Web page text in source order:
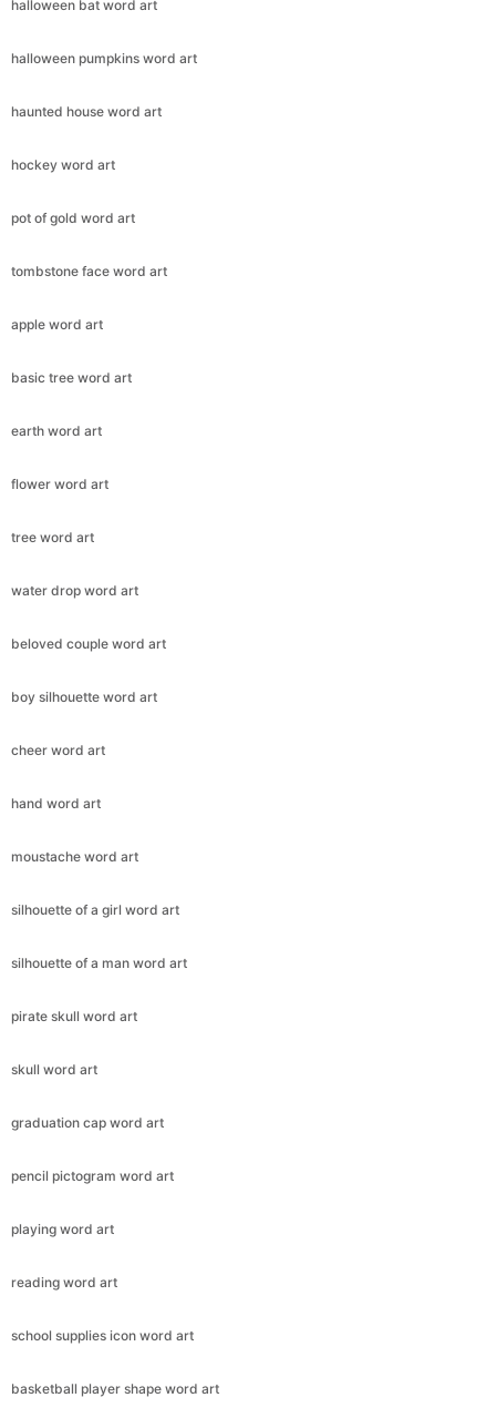
halloween bat word art
halloween pumpkins word art
haunted house word art
hockey word art
pot of gold word art
tombstone face word art
apple word art
basic tree word art
earth word art
flower word art
tree word art
water drop word art
beloved couple word art
boy silhouette word art
cheer word art
hand word art
moustache word art
silhouette of a girl word art
silhouette of a man word art
pirate skull word art
skull word art
graduation cap word art
pencil pictogram word art
playing word art
reading word art
school supplies icon word art
basketball player shape word art